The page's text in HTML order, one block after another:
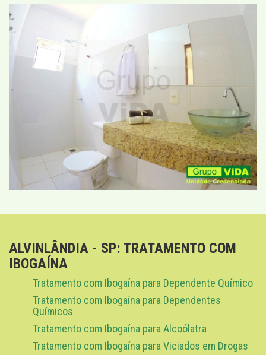
ALVINLÂNDIA - SP: TRATAMENTO COM
IBOGAÍNA
Tratamento com Ibogaína para Dependente Químico
Tratamento com Ibogaína para Dependentes
Químicos
Tratamento com Ibogaína para Alcoólatra
Tratamento com Ibogaína para Viciados em Drogas